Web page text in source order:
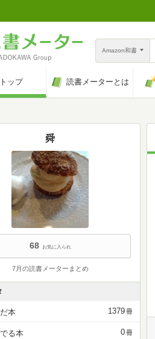
Amazon和書
トップ 読書メーターとは
舜
68 お気に入られ
7月の読書メーターまとめ
本 1379冊
る本 0冊